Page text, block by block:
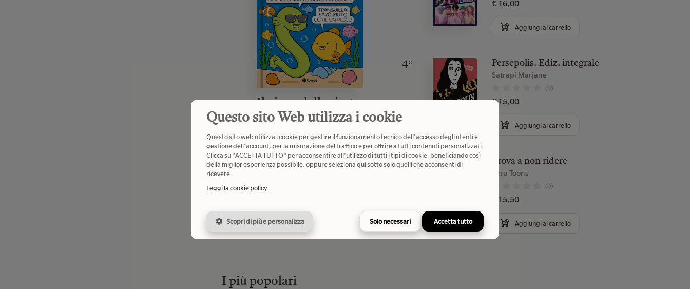
Il gioco delle risate
Pera Toons
€ 15,50
€ 16,00
Aggiungi al carrello
4°
Persepolis. Ediz. integrale
Satrapi Marjane
(0)
€ 15,00
Aggiungi al carrello
5°
Prova a non ridere
Pera Toons
(0)
€ 15,50
Aggiungi al carrello
I più popolari
Questo sito Web utilizza i cookie
Questo sito web utilizza i cookie per gestire il funzionamento tecnico dell'accesso degli utenti e
gestione dell'account, per la misurazione del traffico e per offrire a tutti contenuti personalizzati.
Clicca su "ACCETTA TUTTO" per acconsentire all'utilizzo di tutti i tipi di cookie, beneficiando così
della miglior esperienza possibile, oppure seleziona qui sotto solo quelli che acconsenti di
ricevere.
Leggi la cookie policy
Scopri di più e personalizza Solo necessari Accetta tutto